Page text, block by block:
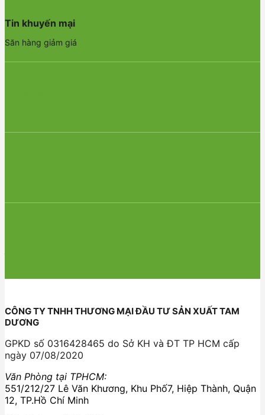
Tin khuyến mại
Săn hàng giảm giá
CÔNG TY TNHH THƯƠNG MẠI ĐẦU TƯ SẢN XUẤT TAM
DƯƠNG
GPKD số 0316428465 do Sở KH và ĐT TP HCM cấp
ngày 07/08/2020
Văn Phòng tại TPHCM:
551/212/27 Lê Văn Khương, Khu Phố7, Hiệp Thành, Quận
12, TP.Hồ Chí Minh